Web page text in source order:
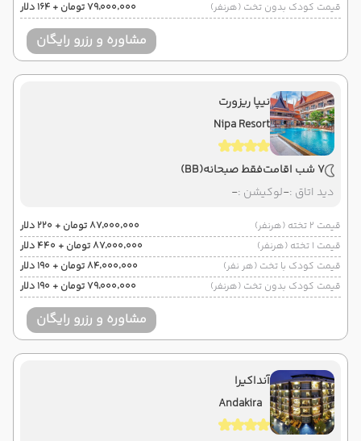
قیمت کودک بدون تخت (هرنفر)
۷۹٬۰۰۰٬۰۰۰ تومان + ۱۶۴ دلار
مشاوره و رزرو رایگان
نیپا ریزورت
Nipa Resort
7 شب اقامت فقط صبحانه(BB)
دید اتاق :-لوکیشن :-
قیمت 2 تخته (هرنفر)
۸۷٬۰۰۰٬۰۰۰ تومان + ۲۲۰ دلار
قیمت 1 تخته (هرنفر)
۸۷٬۰۰۰٬۰۰۰ تومان + ۴۴۰ دلار
قیمت کودک با تخت (هر نفر)
۸۴٬۰۰۰٬۰۰۰ تومان + ۱۹۰ دلار
قیمت کودک بدون تخت (هرنفر)
۷۹٬۰۰۰٬۰۰۰ تومان + ۱۹۰ دلار
مشاوره و رزرو رایگان
آنداکیرا
Andakira